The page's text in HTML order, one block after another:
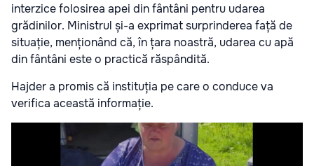
interzice folosirea apei din fântâni pentru udarea
grădinilor. Ministrul și-a exprimat surprinderea față de
situație, menționând că, în țara noastră, udarea cu apă
din fântâni este o practică răspândită.
Hajder a promis că instituția pe care o conduce va
verifica această informație.